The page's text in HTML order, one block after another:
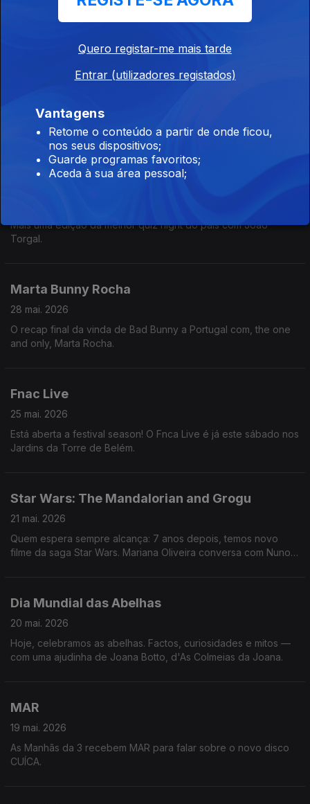
Estreia hoje o novo filme português "Pai Nosso" que conta a
história dos últimos dias de António de Oliveira Salazar e a
queda do Estado Novo.
Mais uma edição da melhor quiz night do país com João
Torgal.
Marta Bunny Rocha
28 mai. 2026
O recap final da vinda de Bad Bunny a Portugal com, the one
and only, Marta Rocha.
Fnac Live
25 mai. 2026
Está aberta a festival season! O Fnca Live é já este sábado nos
Jardins da Torre de Belém.
Star Wars: The Mandalorian and Grogu
21 mai. 2026
Quem espera sempre alcança: 7 anos depois, temos novo
filme da saga Star Wars. Mariana Oliveira conversa com Nuno
Dia Mundial das Abelhas
20 mai. 2026
Hoje, celebramos as abelhas. Factos, curiosidades e mitos —
com uma ajudinha de Joana Botto, d'As Colmeias da Joana.
MAR
19 mai. 2026
As Manhãs da 3 recebem MAR para falar sobre o novo disco
CUÍCA.
Quero registar-me mais tarde
Entrar (utilizadores registados)
Vantagens
Retome o conteúdo a partir de onde ficou,
nos seus dispositivos;
Guarde programas favoritos;
Aceda à sua área pessoal;